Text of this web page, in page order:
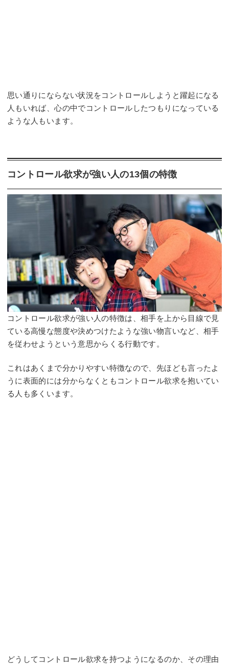
思い通りにならない状況をコントロールしようと躍起になる
人もいれば、心の中でコントロールしたつもりになっている
ような人もいます。
コントロール欲求が強い人の13個の特徴
コントロール欲求が強い人の特徴は、相手を上から目線で見
ている高慢な態度や決めつけたような強い物言いなど、相手
を従わせようという意思からくる行動です。
これはあくまで分かりやすい特徴なので、先ほども言ったよ
うに表面的には分からなくともコントロール欲求を抱いてい
る人も多くいます。
どうしてコントロール欲求を持つようになるのか、その理由